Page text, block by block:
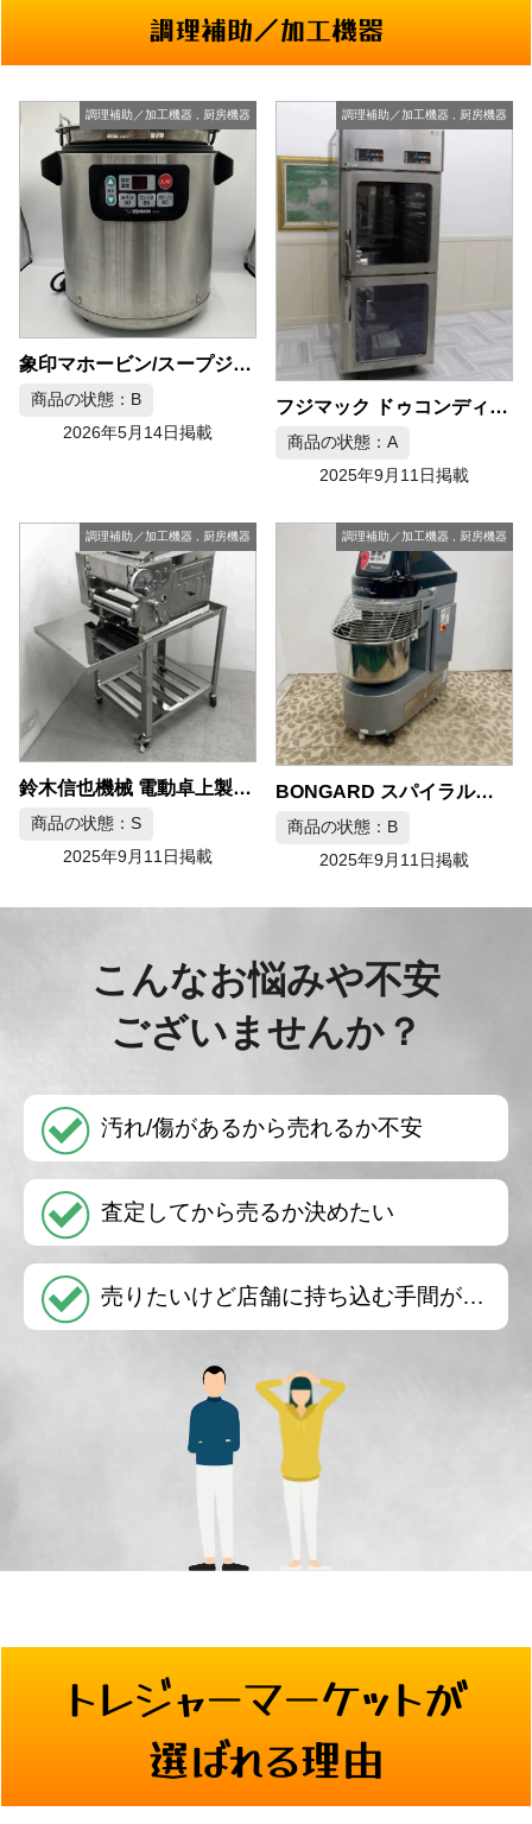
調理補助／加工機器
調理補助／加工機器 厨房機器
象印マホービン/スープジャー
商品の状態：B
2026年5月14日掲載
調理補助／加工機器 厨房機器
フジマック ドゥコンディショナー NEOSYS FRDC322SA
商品の状態：A
2025年9月11日掲載
調理補助／加工機器 , 厨房機器
鈴木信也機械 電動卓上製麺機 SS-16型
商品の状態：S
2025年9月11日掲載
調理補助／加工機器 , 厨房機器
BONGARD スパイラルミキサー SPIRAL EVO 80
商品の状態：B
2025年9月11日掲載
こんなお悩みや不安
ございませんか？
汚れ/傷があるから売れるか不安
査定してから売るか決めたい
売りたいけど店舗に持ち込む手間が…
トレジャーマーケットが
選ばれる理由